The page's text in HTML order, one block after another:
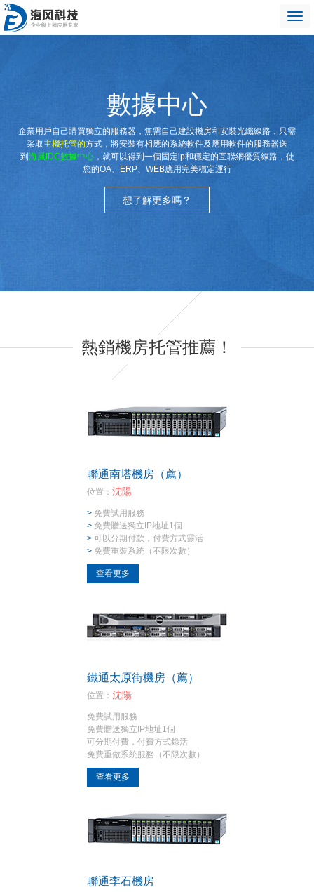
數據中心
企業用戶自己購買獨立的服務器，無需自己建設機房和安裝光纖線路，只需
采取主機托管的方式，將安裝有相應的系統軟件及應用軟件的服務器送
到 海風IDC數據中心，就可以得到一個固定ip和穩定的互聯網優質線路，使
您的OA、ERP、WEB應用完美穩定運行
想了解更多嗎？
熱銷機房托管推薦！
聯通南塔機房（薦）
位置： 沈陽
> 免費試用服務
> 免費贈送獨立IP地址1個
> 可以分期付款，付費方式靈活
> 免費重裝系統（不限次數）
查看更多
鐵通太原街機房（薦）
位置： 沈陽
免費試用服務
免費贈送獨立IP地址1個
可分期付費，付費方式錄活
免費重做系統服務（不限次數）
查看更多
聯通李石機房